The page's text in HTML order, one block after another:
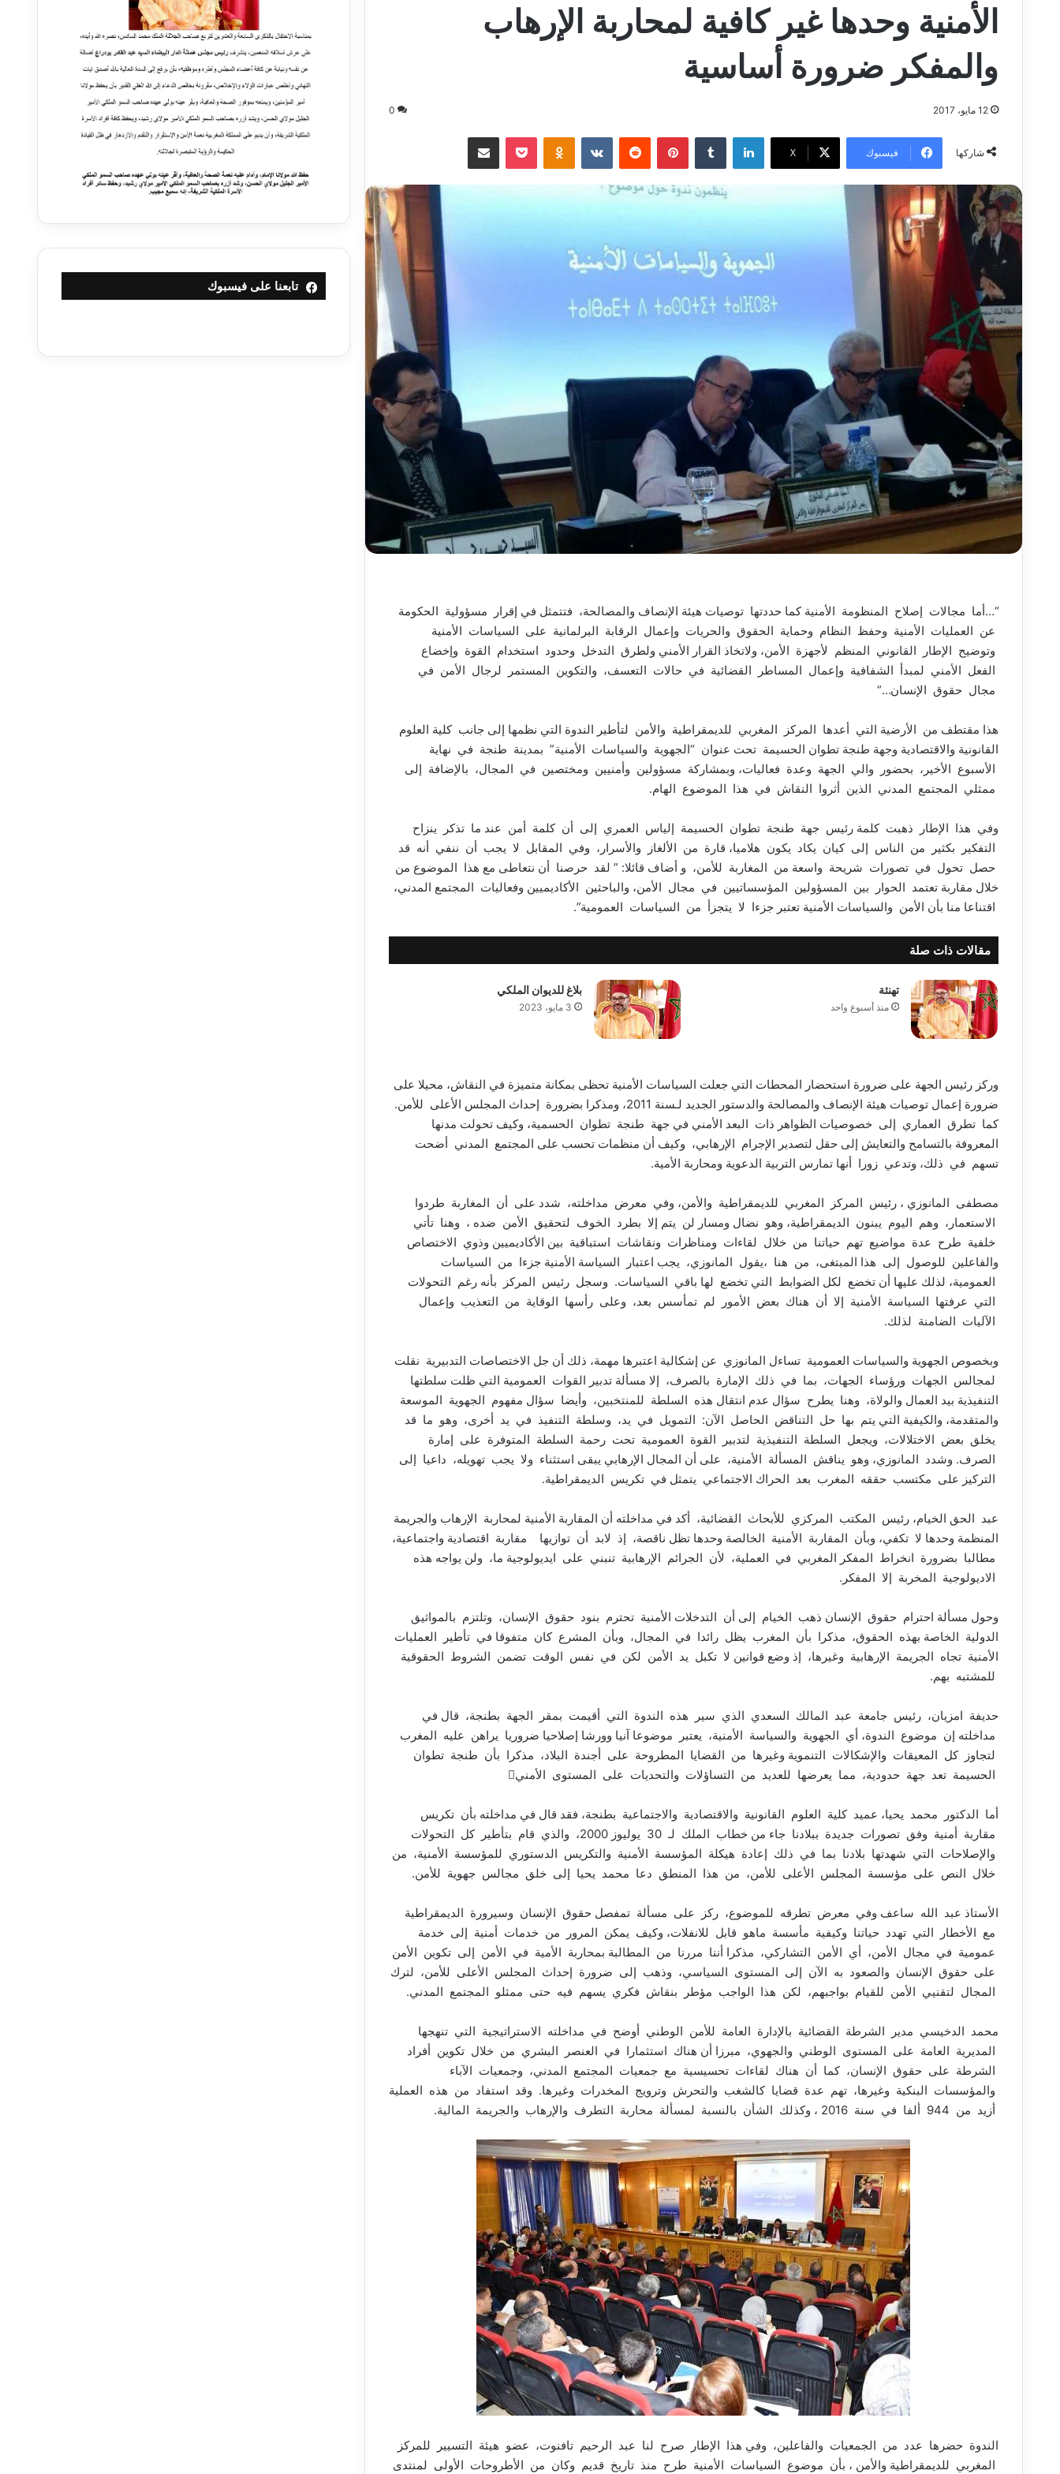
الأمنية وحدها غير كافية لمحاربة الإرهاب
والمفكر ضرورة أساسية
12 مايو، 2017 0
شاركها فيسبوك ‫X
لينكدإن بينتيريست
“…أما مجالات إصلاح المنظومة الأمنية كما حددتها توصيات هيئة الإنصاف والمصالحة، فتتمثل في إقرار مسؤولية الحكومة
عن العمليات الأمنية وحفظ النظام وحماية الحقوق والحريات وإعمال الرقابة البرلمانية على السياسات الأمنية
وتوضيح الإطار القانوني المنظم لأجهزة الأمن، ولاتخاذ القرار الأمني ولطرق التدخل وحدود استخدام القوة وإخضاع
الفعل الأمني لمبدأ الشفافية وإعمال المساطر القضائية في حالات التعسف، والتكوين المستمر لرجال الأمن في
مجال حقوق الإنسان…”
هذا مقتطف من الأرضية التي أعدها المركز المغربي للديمقراطية والأمن لتأطير الندوة التي نظمها إلى جانب كلية العلوم
القانونية والاقتصادية وجهة طنجة تطوان الحسيمة تحت عنوان “الجهوية والسياسات الأمنية” بمدينة طنجة في نهاية
الأسبوع الأخير، بحضور والي الجهة وعدة فعاليات، وبمشاركة مسؤولين وأمنيين ومختصين في المجال، بالإضافة إلى
ممثلي المجتمع المدني الذين أثروا النقاش في هذا الموضوع الهام.
وفي هذا الإطار ذهبت كلمة رئيس جهة طنجة تطوان الحسيمة إلياس العمري إلى أن كلمة أمن عند ما تذكر ينزاح
التفكير بكثير من الناس إلى كيان يكاد يكون هلاميا، قارة من الألغاز والأسرار، وفي المقابل لا يجب أن ننفي أنه قد
حصل تحول في تصورات شريحة واسعة من المغاربة للأمن، و أضاف قائلا: ” لقد حرصنا أن نتعاطى مع هذا الموضوع من
خلال مقاربة تعتمد الحوار بين المسؤولين المؤسساتيين في مجال الأمن، والباحثين الأكاديميين وفعاليات المجتمع المدني،
اقتناعا منا بأن الأمن والسياسات الأمنية تعتبر جزءا لا يتجزأ من السياسات العمومية”.
مقالات ذات صلة
تهنئة
منذ أسبوع واحد
بلاغ للديوان الملكي
3 مايو، 2023
وركز رئيس الجهة على ضرورة استحضار المحطات التي جعلت السياسات الأمنية تحظى بمكانة متميزة في النقاش، محيلا على
ضرورة إعمال توصيات هيئة الإنصاف والمصالحة والدستور الجديد لـسنة 2011، ومذكرا بضرورة إحداث المجلس الأعلى للأمن.
كما تطرق العماري إلى خصوصيات الظواهر ذات البعد الأمني في جهة طنجة تطوان الحسمية، وكيف تحولت مدنها
المعروفة بالتسامح والتعايش إلى حقل لتصدير الإجرام الإرهابي، وكيف أن منظمات تحسب على المجتمع المدني أضحت
تسهم في ذلك، وتدعي زورا أنها تمارس التربية الدعوية ومحاربة الأمية.
مصطفى المانوزي ، رئيس المركز المغربي للديمقراطية والأمن، وفي معرض مداخلته، شدد على أن المغاربة طردوا
الاستعمار، وهم اليوم يبنون الديمقراطية، وهو نضال ومسار لن يتم إلا بطرد الخوف لتحقيق الأمن ضده ، وهنا تأتي
خلفية طرح عدة مواضيع تهم حياتنا من خلال لقاءات ومناظرات ونقاشات استباقية بين الأكاديميين وذوي الاختصاص
والفاعلين للوصول إلى هذا المبتغى، من هنا ،يقول المانوزي، يجب اعتبار السياسة الأمنية جزءا من السياسات
العمومية، لذلك عليها أن تخضع لكل الضوابط التي تخضع لها باقي السياسات. وسجل رئيس المركز بأنه رغم التحولات
التي عرفتها السياسة الأمنية إلا أن هناك بعض الأمور لم تمأسس بعد، وعلى رأسها الوقاية من التعذيب وإعمال
الآليات الضامنة لذلك.
وبخصوص الجهوية والسياسات العمومية تساءل المانوزي عن إشكالية اعتبرها مهمة، ذلك أن جل الاختصاصات التدبيرية نقلت
لمجالس الجهات ورؤساء الجهات، بما في ذلك الإمارة بالصرف، إلا مسألة تدبير القوات العمومية التي ظلت سلطتها
التنفيذية بيد العمال والولاة، وهنا يطرح سؤال عدم انتقال هذه السلطة للمنتخبين، وأيضا سؤال مفهوم الجهوية الموسعة
والمتقدمة، والكيفية التي يتم بها حل التناقض الحاصل الآن: التمويل في يد، وسلطة التنفيذ في يد أخرى، وهو ما قد
يخلق بعض الاختلالات، ويجعل السلطة التنفيذية لتدبير القوة العمومية تحت رحمة السلطة المتوفرة على إمارة
الصرف. وشدد المانوزي، وهو يناقش المسألة الأمنية، على أن المجال الإرهابي يبقى استثناء ولا يجب تهويله، داعيا إلى
التركيز على مكتسب حققه المغرب بعد الحراك الاجتماعي يتمثل في تكريس الديمقراطية.
عبد الحق الخيام، رئيس المكتب المركزي للأبحاث القضائية، أكد في مداخلته أن المقاربة الأمنية لمحاربة الإرهاب والجريمة
المنظمة وحدها لا تكفي، وبأن المقاربة الأمنية الخالصة وحدها تظل ناقصة، إذ لابد أن توازيها مقاربة اقتصادية واجتماعية،
مطالبا بضرورة انخراط المفكر المغربي في العملية، لأن الجرائم الإرهابية تنبني على ايديولوجية ما، ولن يواجه هذه
الاديولوجية المخربة إلا المفكر.
وحول مسألة احترام حقوق الإنسان ذهب الخيام إلى أن التدخلات الأمنية تحترم بنود حقوق الإنسان، وتلتزم بالمواثيق
الدولية الخاصة بهذه الحقوق، مذكرا بأن المغرب يظل رائدا في المجال، وبأن المشرع كان متفوقا في تأطير العمليات
الأمنية تجاه الجريمة الإرهابية وغيرها، إذ وضع قوانين لا تكبل يد الأمن لكن في نفس الوقت تضمن الشروط الحقوقية
للمشتبه بهم.
حديفة امزيان، رئيس جامعة عبد المالك السعدي الذي سير هذه الندوة التي أقيمت بمقر الجهة بطنجة، قال في
مداخلته إن موضوع الندوة، أي الجهوية والسياسة الأمنية، يعتبر موضوعا آنيا وورشا إصلاحيا ضروريا يراهن عليه المغرب
لتجاوز كل المعيقات والإشكالات التنموية وغيرها من القضايا المطروحة على أجندة البلاد، مذكرا بأن طنجة تطوان
الحسيمة تعد جهة حدودية، مما يعرضها للعديد من التساؤلات والتحديات على المستوى الأمني
أما الدكتور محمد يحيا، عميد كلية العلوم القانونية والاقتصادية والاجتماعية بطنجة، فقد قال في مداخلته بأن تكريس
مقاربة أمنية وفق تصورات جديدة ببلادنا جاء من خطاب الملك لـ 30 يوليوز 2000، والذي قام بتأطير كل التحولات
والإصلاحات التي شهدتها بلادنا بما في ذلك إعادة هيكلة المؤسسة الأمنية والتكريس الدستوري للمؤسسة الأمنية، من
خلال النص على مؤسسة المجلس الأعلى للأمن، من هذا المنطق دعا محمد يحيا إلى خلق مجالس جهوية للأمن.
الأستاذ عبد الله ساعف وفي معرض تطرقه للموضوع، ركز على مسألة تمفصل حقوق الإنسان وسيرورة الديمقراطية
مع الأخطار التي تهدد حياتنا وكيفية مأسسة ماهو قابل للانفلات، وكيف يمكن المرور من خدمات أمنية إلى خدمة
عمومية في مجال الأمن، أي الأمن التشاركي، مذكرا أننا مررنا من المطالبة بمحاربة الأمية في الأمن إلى تكوين الأمن
على حقوق الإنسان والصعود به الآن إلى المستوى السياسي، وذهب إلى ضرورة إحداث المجلس الأعلى للأمن، لترك
المجال لتقنيي الأمن للقيام بواجبهم، لكن هذا الواجب مؤطر بنقاش فكري يسهم فيه حتى ممثلو المجتمع المدني.
محمد الدخيسي مدير الشرطة القضائية بالإدارة العامة للأمن الوطني أوضح في مداخلته الاستراتيجية التي تنهجها
المديرية العامة على المستوى الوطني والجهوي، مبرزا أن هناك استثمارا في العنصر البشري من خلال تكوين أفراد
الشرطة على حقوق الإنسان، كما أن هناك لقاءات تحسيسية مع جمعيات المجتمع المدني، وجمعيات الآباء
والمؤسسات البنكية وغيرها، تهم عدة قضايا كالشغب والتحرش وترويج المخدرات وغيرها. وقد استفاد من هذه العملية
أزيد من 944 ألفا في سنة 2016 ، وكذلك الشأن بالنسبة لمسألة محاربة التطرف والإرهاب والجريمة المالية.
الندوة حضرها عدد من الجمعيات والفاعلين، وفي هذا الإطار صرح لنا عبد الرحيم تافنوت، عضو هيئة التسيير للمركز
المغربي للديمقراطية والأمن ، بأن موضوع السياسات الأمنية طرح منذ تاريخ قديم وكان من الأطروحات الأولى لمنتدى
تابعنا على فيسبوك